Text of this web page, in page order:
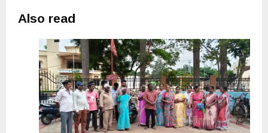
Also read